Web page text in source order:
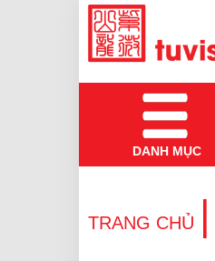
DANH MỤC
TRANG CHỦ |